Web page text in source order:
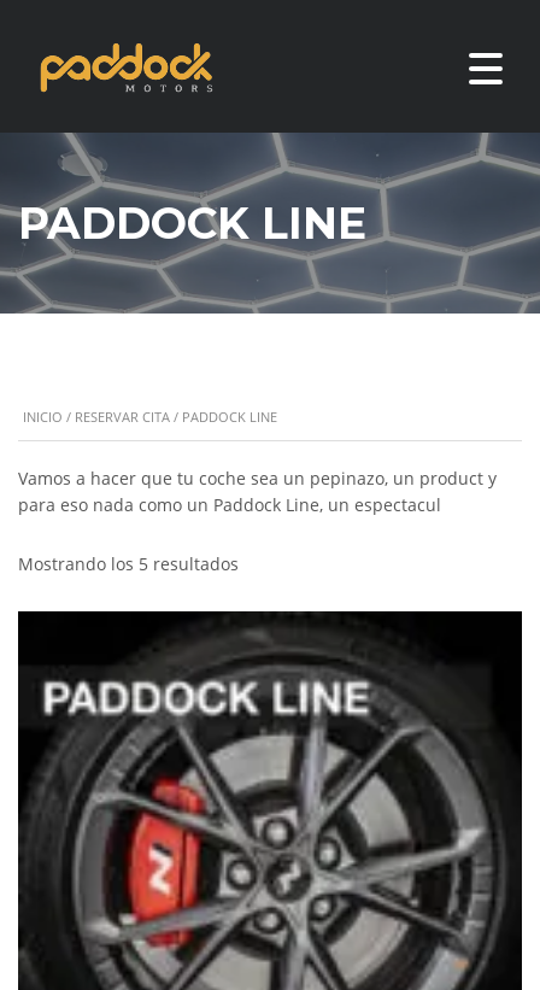
PADDOCK LINE
INICIO / RESERVAR CITA / PADDOCK LINE
Vamos a hacer que tu coche sea un pepinazo, un product y
para eso nada como un Paddock Line, un espectacul
Mostrando los 5 resultados